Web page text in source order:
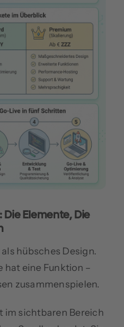
Elemente, Die
hübsches Design.
hat eine Funktion –
zusammenspielen.
im sichtbaren Bereich